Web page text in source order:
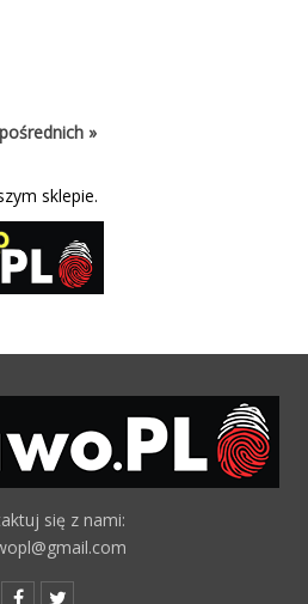
»
sklepie.
się z nami: